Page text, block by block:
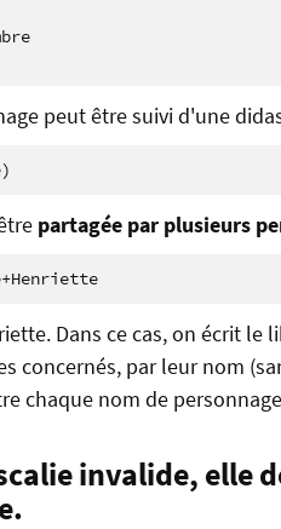
peut être suivi d'une
partagée par plusieurs
@Les deux:Armande+Henriette
Dans ce cas, on écrit le
concernés, par leur nom
chaque nom de
invalide, elle